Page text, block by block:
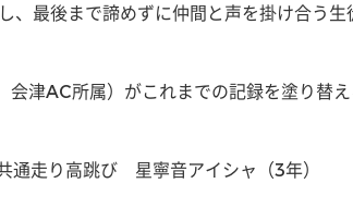
、最後まで諦めずに仲間と声を掛け合う
津AC所属）がこれまでの記録を塗り替
通走り高跳び　星寧音アイシャ（3年）　